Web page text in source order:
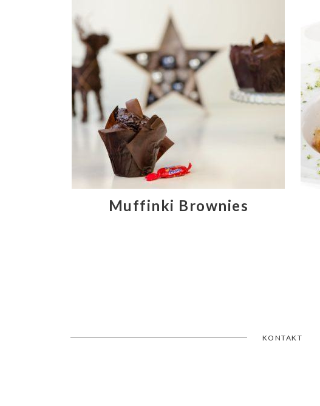
Muffinki Brownies
KONTAKT